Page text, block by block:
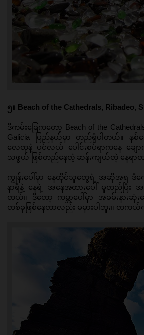
၅။ Beach of the Cathedrals, Ribadeo,
ဒီကမ်းခြေကတော့ Beach of the
Galicia ပြည်နယ်မှာ တည်ရှိပါတယ်။ နှစ်ထ
လေထုနဲ့ ပင်လယ် ပေါင်းစပ်ရာကနေ ချေ
သဖွယ် ဖြစ်တည်နေတဲ့ ဆန်းကျယ်တဲ့ နေရာတ
ကျွန်းပေါ်မှာ နေထိုင်သူတွေရဲ့ အဆိုအရ ဒီ
နာရီနဲ့ နေရဲ့ အနေအထားပေါ် မူတည်ပြီး အရ
တယ်။ ဒီတော့ ကမ္ဘာပေါ်မှာ အခမ်းနားဆုံ
တစ်ခုဖြစ်နေတာလည်း မမှားပါဘူး။ တကယ်